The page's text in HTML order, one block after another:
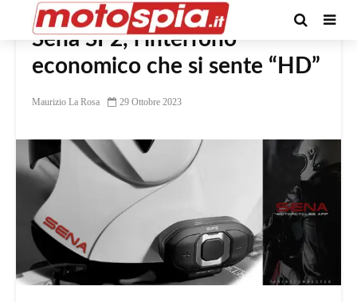
Sena SF2, l’interfono
economico che si sente “HD”
Maurizio La Rosa 29 Ottobre 2023